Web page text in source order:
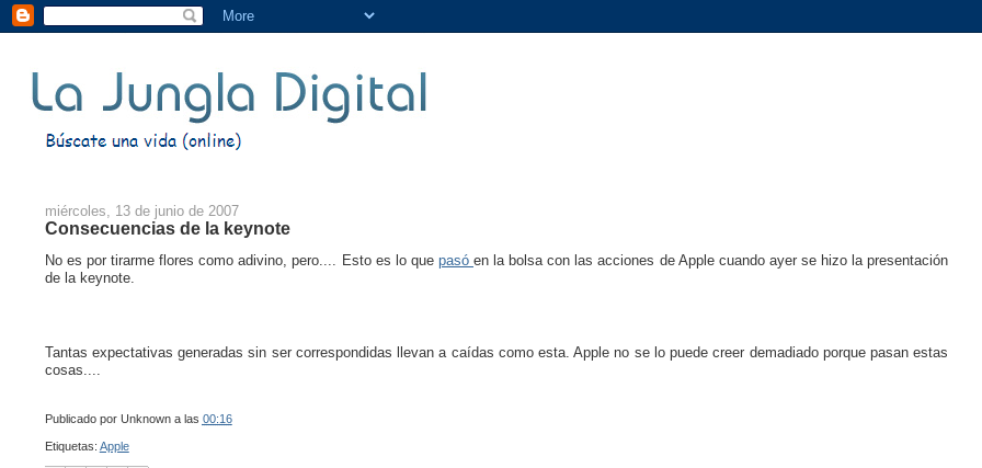
miércoles, 13 de junio de 2007
Consecuencias de la keynote
No es por tirarme flores como adivino, pero.... Esto es lo que pasó en la bolsa con las acciones de Apple cuando ayer se hizo la presentación
de la keynote.
Tantas expectativas generadas sin ser correspondidas llevan a caídas como esta. Apple no se lo puede creer demadiado porque pasan estas
cosas....
Publicado por Unknown a las 00:16
Etiquetas: Apple